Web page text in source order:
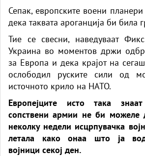
Сепак, европските воени
дека таквата ароганција би била
Тие се свесни, наведуваат
Украина во моментов држи
за Европа и дека крајот на
ослободил руските сили од
источното крило на НАТО.
Европејците исто така
сопствени армии не би можеле
неколку недели исцрпувачка
летала како онаа што ја
војници секој ден.